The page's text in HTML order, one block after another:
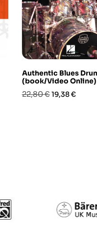
Authentic Blues
(book/Video Online)
Prezzo
22,80 €Prezzo
19,38 €